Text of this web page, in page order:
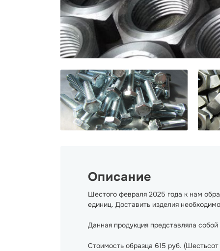
Описание
Шестого февраля 2025 года к нам
единиц. Доставить изделия
Данная продукция представляла
Стоимость образца 615 руб.